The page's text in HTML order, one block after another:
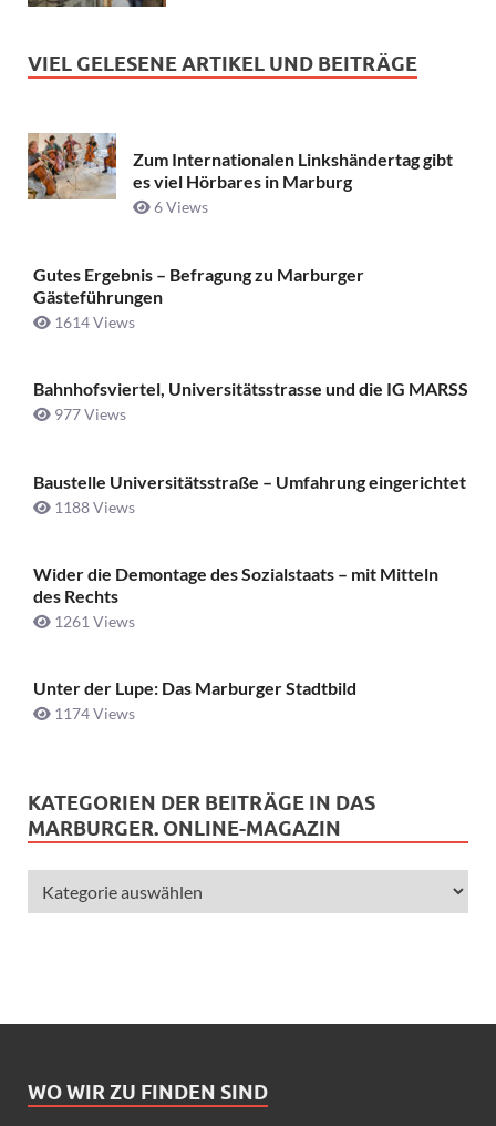
VIEL GELESENE ARTIKEL UND BEITRÄGE
Zum Internationalen Linkshändertag gibt
es viel Hörbares in Marburg
6 Views
Gutes Ergebnis – Befragung zu Marburger
Gästeführungen
1614 Views
Bahnhofsviertel, Universitätsstrasse und die IG MARSS
977 Views
Baustelle Universitätsstraße ­– Umfahrung eingerichtet
1188 Views
Wider die Demontage des Sozialstaats – mit Mitteln
des Rechts
1261 Views
Unter der Lupe: Das Marburger Stadtbild
1174 Views
KATEGORIEN DER BEITRÄGE IN DAS
MARBURGER. ONLINE-MAGAZIN
WO WIR ZU FINDEN SIND